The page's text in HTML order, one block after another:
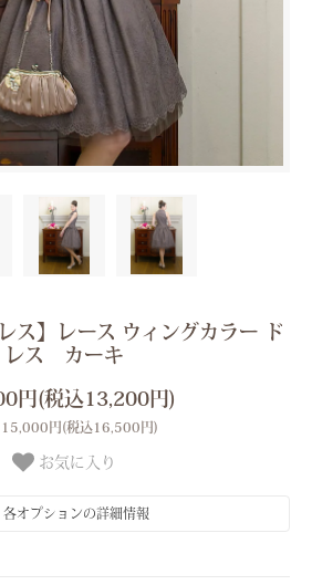
ス】レース ウィングカラー ド
レス カーキ
円(税込13,200円)
15,000円(税込16,500円)
お気に入り
各オプションの詳細情報